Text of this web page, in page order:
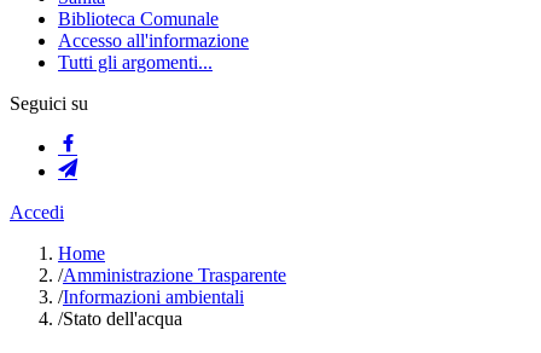
Biblioteca Comunale
Accesso all'informazione
Tutti gli argomenti...
Seguici su
Accedi
Home
/Amministrazione Trasparente
/Informazioni ambientali
/Stato dell'acqua